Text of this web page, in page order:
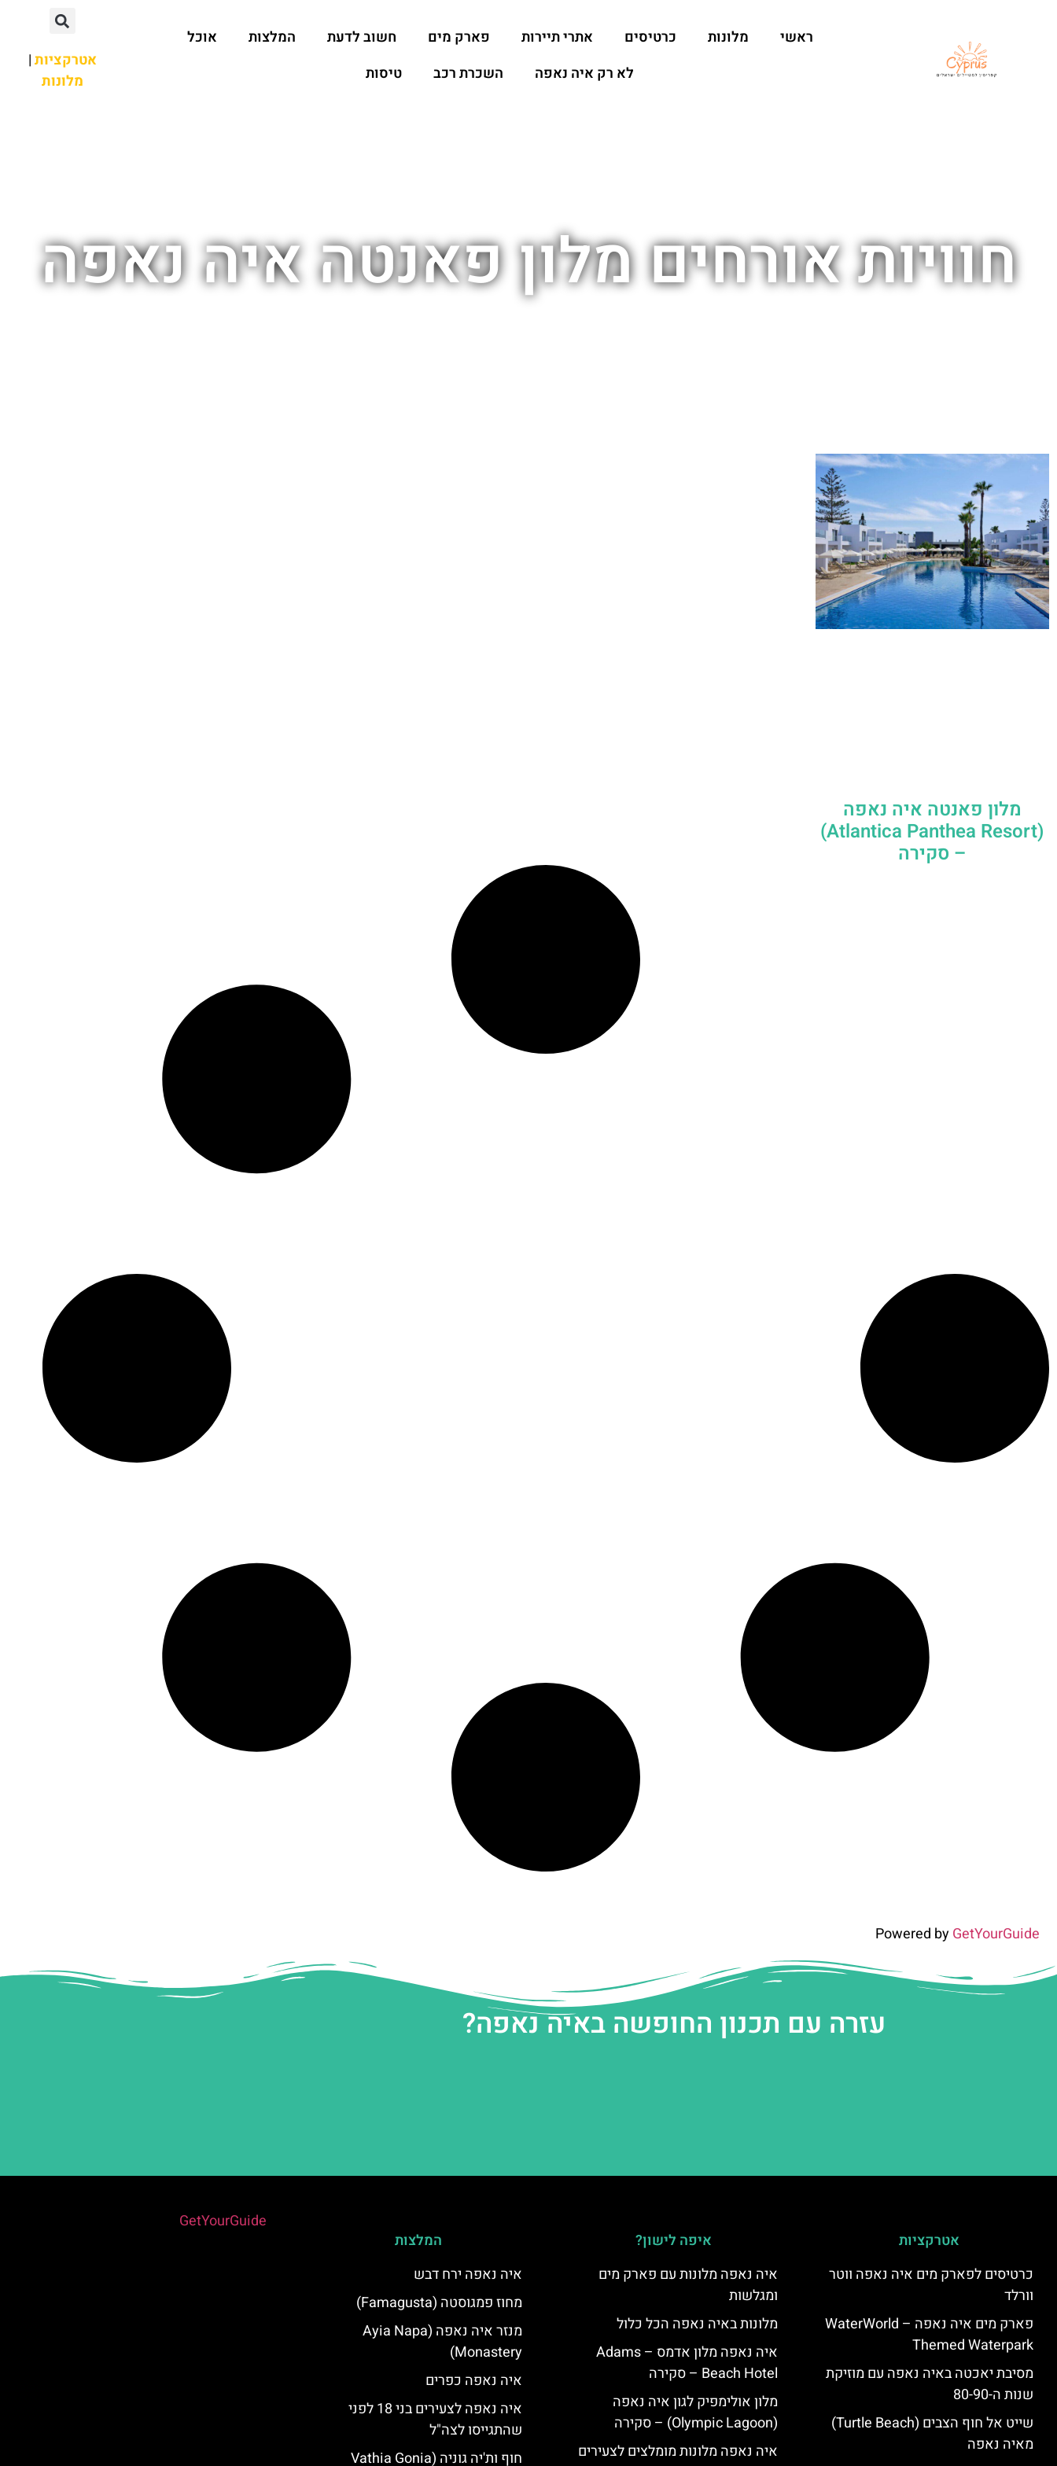
ראשי מלונות כרטיסים אתרי תיירות פארק מים חשוב לדעת המלצות
אוכל
לא רק איה נאפה
השכרת רכב טיסות
אטרקציות|
מלונות
חוויות אורחים מלון פאנטה איה נאפה
מלון פאנטה איה נאפה
(Atlantica Panthea Resort)
– סקירה
Powered byGetYourGuide
עזרה עם תכנון החופשה באיה נאפה?
אטרקציות
כרטיסים לפארק מים איה נאפה ווטר
וורלד
פארק מים איה נאפה – ‪‪WaterWorld
Themed Waterpark‬‬
מסיבת יאכטה באיה נאפה עם מוזיקת
שנות ה-80-90
שייט אל חוף הצבים (Turtle Beach)
מאיה נאפה
איפה לישון?
איה נאפה מלונות עם פארק מים
ומגלשות
מלונות באיה נאפה הכל כלול
איה נאפה מלון אדמס – Adams
Beach Hotel – סקירה
מלון אולימפיק לגון איה נאפה
(Olympic Lagoon) – סקירה
איה נאפה מלונות מומלצים לצעירים
המלצות
איה נאפה ירח דבש
מחוז פמגוסטה (Famagusta)
מנזר איה נאפה (Ayia Napa
Monastery)
איה נאפה כפרים
איה נאפה לצעירים בני 18 לפני
שהתגייסו לצה"ל
חוף ות'יה גוניה (Vathia Gonia
GetYourGuide